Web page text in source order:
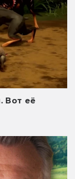
Вот её